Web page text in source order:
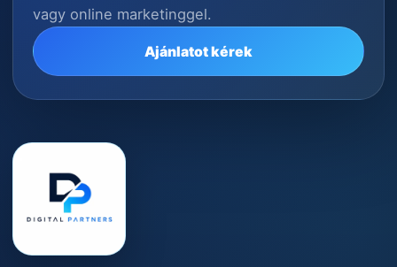
vagy online marketinggel.
Ajánlatot kérek